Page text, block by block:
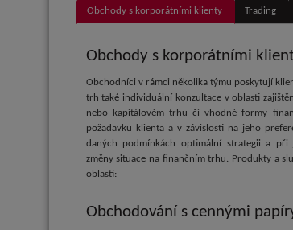
Obchody s korporátními klienty Trading
Obchody s korporátními
Obchodníci v rámci několika týmu poskytují
trh také individuální konzultace v oblasti
nebo kapitálovém trhu či vhodné formy
požadavku klienta a v závislosti na jeho
daných podmínkách optimální strategii a při
změny situace na finančním trhu. Produkty a
oblastí:
Obchodování s cennými